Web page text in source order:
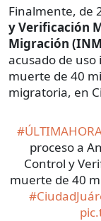
Finalmente, de
y Verificación
Migración
acusado de uso
muerte de 40
migratoria, en
proceso a
Control y
muerte de 40